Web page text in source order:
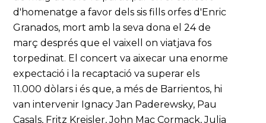
d'homenatge a favor dels sis fills orfes d'Enric
Granados, mort amb la seva dona el 24 de
març després que el vaixell on viatjava fos
torpedinat. El concert va aixecar una enorme
expectació i la recaptació va superar els
11.000 dòlars i és que, a més de Barrientos, hi
van intervenir Ignacy Jan Paderewsky, Pau
Casals, Fritz Kreisler, John Mac Cormack, Julia